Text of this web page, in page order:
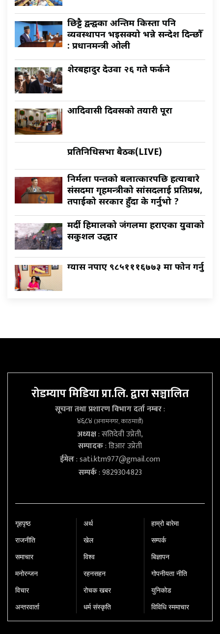
छिट्टै द्वन्द्वका अन्तिम किस्ता पनि
व्यवस्थापन भइसक्यो भन्ने सन्देश दिन्छौँ
: प्रधानमन्त्री ओली
शेरबहादुर देउवा २६ गते फर्कने
आदिवासी दिवसको तयारी पूरा
प्रतिनिधिसभा बैठक(LIVE)
निर्मला पन्तको बलात्कारपछि हत्याबारे
संसदमा गृहमन्त्रीको सांसदलाई प्रतिप्रश्न,
तपाईको सरकार हुँदा के गर्नुभो ?
मर्दी हिमालको जंगलमा हराएका युवाको
सकुशल उद्धार
ग्यास नपाए ९८५१११६७७३ मा फोन गर्नु
रोडम्याप मिडिया प्रा.लि. द्वारा सञ्चालित
सूचना तथा प्रशारण विभाग दर्ता नम्बर:
४६८४(अनामनगर, काठमाडौं)
अध्यक्ष: सतिदेवी उप्रेती,
सम्पादक: डिआर उप्रेती
ईमेल:sati.ktm977@gmail.com
सम्पर्क: 9829304823
गृहपृष्‍ठ
राजनीति
समाचार
मनोरन्जन
विचार
अन्तरवार्ता
अर्थ
खेल
विश्व
रहनसहन
रोचक खबर
धर्म संस्कृति
हाम्रो बारेमा
सम्पर्क
बिज्ञापन
गोपनीयता नीति
युनिकोड
विविधि स्ममाचार